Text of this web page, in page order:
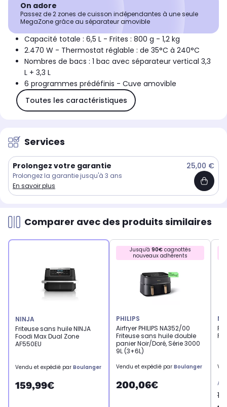
On adore
Passez de 2 zones de cuisson indépendantes à une seule
MegaZone grâce au séparateur amovible
Capacité totale : 6,5 L - Frites : 800 g - 1,2 kg
2.470 W - Thermostat réglable : de 35°C à 240°C
Nombres de bacs : 1 bac avec séparateur vertical 3,3
L + 3,3 L
6 programmes prédéfinis - Cuve amovible
Toutes les caractéristiques
Services
Prolongez votre garantie 25,00 €
Prolongez la garantie jusqu'à 3 ans
En savoir plus
Comparer avec des produits similaires
NINJA
Friteuse sans huile NINJA
Foodi Max Dual Zone
AF550EU
Vendu et expédié par Boulanger
159,99€
Jusqu'à 90€cagnottés
nouveaux adhérents
PHILIPS
Airfryer PHILIPS NA352/00
Friteuse sans huile double
panier Noir/Doré, Série 3000
9L (3+6L)
Vendu et expédié par Boulanger
200,06€